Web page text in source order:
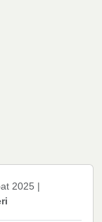
2025 |